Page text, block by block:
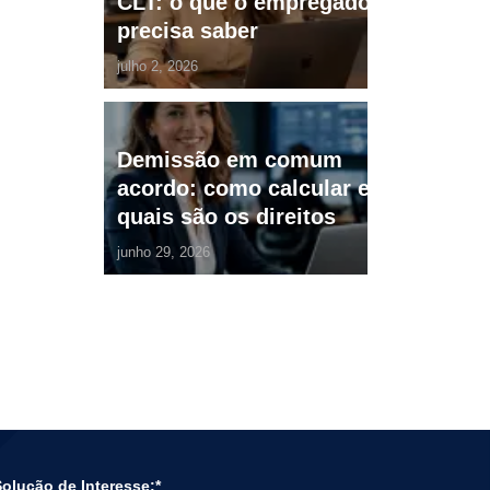
precisa saber
julho 2, 2026
Demissão em comum
acordo: como calcular e
quais são os direitos
junho 29, 2026
de Interesse:*